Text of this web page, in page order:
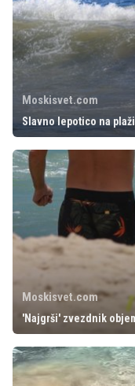
Moskisvet.com
Slavno lepotico na
Moskisvet.com
'Najgrši' zvezdnik